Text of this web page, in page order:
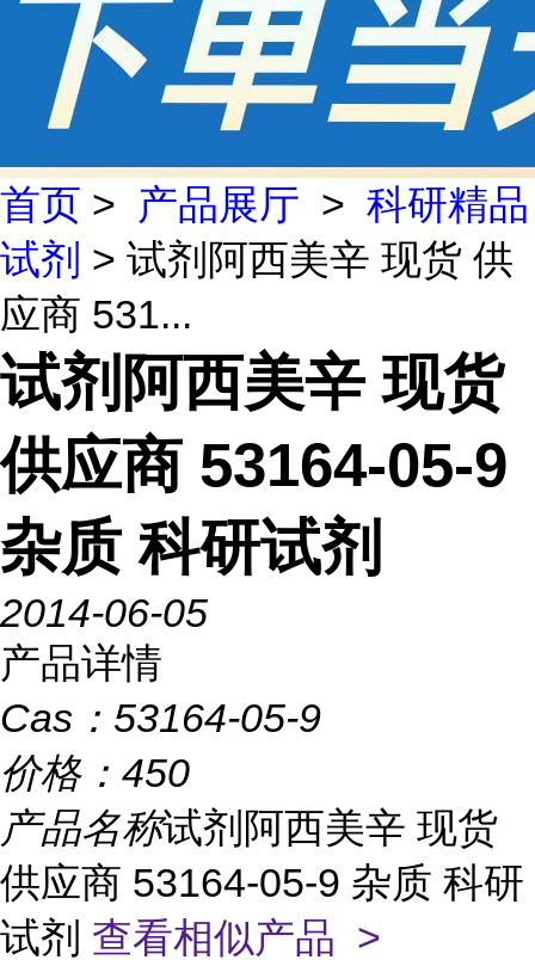
首页 > 产品展厅 > 科研精品
试剂 > 试剂阿西美辛 现货 供
应商 531...
试剂阿西美辛 现货
供应商 53164-05-9
杂质 科研试剂
2014-06-05
产品详情
Cas： 53164-05-9
价格： 450
产品名称试剂阿西美辛 现货
供应商 53164-05-9 杂质 科研
试剂 查看相似产品 >